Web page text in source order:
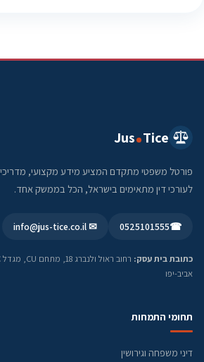
Jus Tice
פורטל משפטי מתקדם המציע מידע מקצועי,
לעורכי דין מתאימים בישראל, הכל בממשק אחד.
☎
0525101555
✉ info@jus-tice.co.il
כתובת בית עסק:
אביב-יפו
תחומי התמחות
דיני משפחה וגירושין